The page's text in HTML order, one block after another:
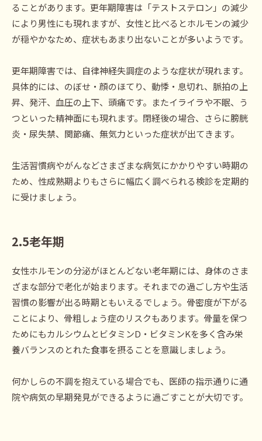
ることがあります。更年期障害は「テストステロン」の減少
により男性にも現れますが、女性と比べるとホルモンの減少
が穏やかなため、症状もあまり出ないことが多いようです。
更年期障害では、自律神経失調症のような症状が現れます。
具体的には、のぼせ・顔のほてり、動悸・息切れ、脈拍の上
昇、発汗、血圧の上下、頭痛です。またイライラや不眠、う
つといった精神面にも現れます。閉経後の場合、さらに膀胱
炎・尿失禁、関節痛、無気力といった症状が出てきます。
生活習慣病やがんなどさまざまな病気にかかりやすい時期の
ため、性成熟期よりもさらに幅広く調べられる検診を定期的
に受けましょう。
2.5老年期
女性ホルモンの分泌がほとんどない老年期には、身体のさま
ざまな部分で老化が始まります。それまでの過ごし方や生活
習慣の影響が出る時期ともいえるでしょう。骨密度が下がる
ことにより、骨粗しょう症のリスクもあります。骨量を保つ
ためにもカルシウムとビタミンD・ビタミンKを多く含み栄
養バランスのとれた食事を摂ることを意識しましょう。
何かしらの不調を抱えている場合でも、医師の指示通りに通
院や病気の早期発見ができるように過ごすことが大切です。